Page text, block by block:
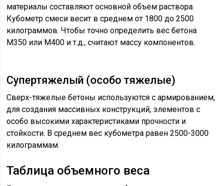
материалы составляют основной объем раствора.
Кубометр смеси весит в среднем от 1800 до 2500
килограммов. Чтобы точно определить вес бетона
М350 или М400 и т.д., считают массу компонентов.
Супертяжелый (особо тяжелые)
Сверх-тяжелые бетоны используются с армированием,
для создания массивных конструкций, элементов с
особо высокими характеристиками прочности и
стойкости. В среднем вес кубометра равен 2500-3000
килограммам.
Таблица объемного веса